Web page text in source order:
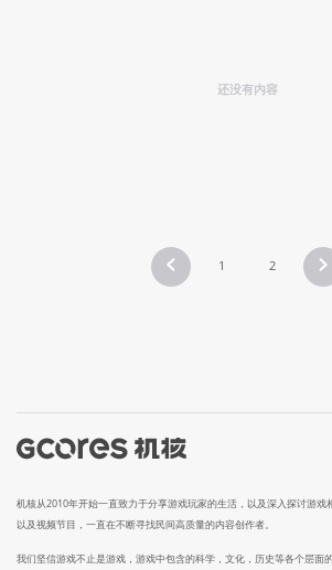
还没有内容
1 2
机核从2010年开始一直致力于分享游戏玩家的生活，以及深入探讨游戏
以及视频节目，一直在不断寻找民间高质量的内容创作者。
我们坚信游戏不止是游戏，游戏中包含的科学，文化，历史等各个层面